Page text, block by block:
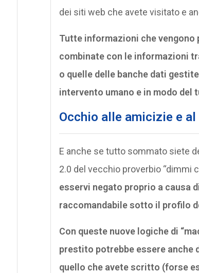
dei siti web che avete visitato e
Tutte informazioni che
combinate con le informazioni
o quelle delle banche dati
intervento umano ‎e in modo
Occhio alle amicizie e
E anche se tutto sommato siete
2.0 del vecchio proverbio “dimmi
esservi negato proprio a causa
raccomandabile sotto il profilo
Con queste nuove logiche di
prestito potrebbe essere anche
quello che avete scritto (forse